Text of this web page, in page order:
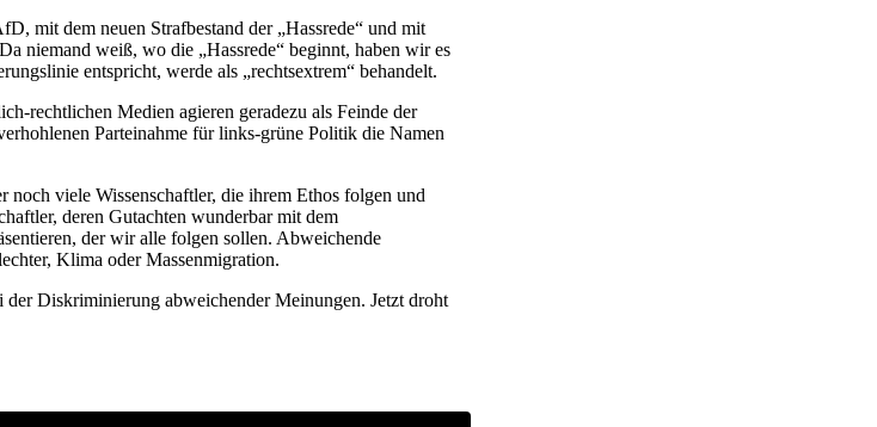
mit dem neuen Strafbestand der „Hassrede“ und mit
niemand weiß, wo die „Hassrede“ beginnt, haben wir es
entspricht, werde als „rechtsextrem“ behandelt.
rechtlichen Medien agieren geradezu als Feinde der
Parteinahme für links-grüne Politik die Namen
viele Wissenschaftler, die ihrem Ethos folgen und
deren Gutachten wunderbar mit dem
der wir alle folgen sollen. Abweichende
Klima oder Massenmigration.
Diskriminierung abweichender Meinungen. Jetzt droht